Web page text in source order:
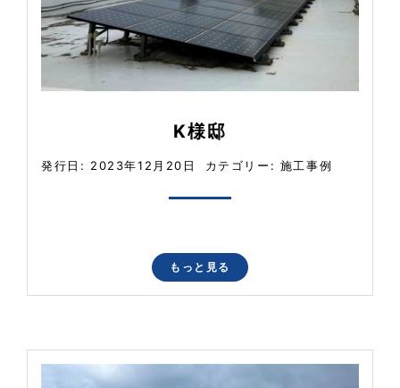
K様邸
発行日: 2023年12月20日 カテゴリー: 施工事例
もっと見る